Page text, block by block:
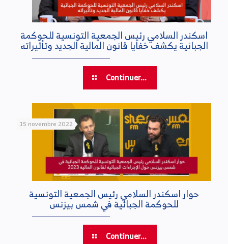
اسكندر السلامي رئيس الجمعية التونسية للحوكمة
الجبائية يكشف خفايا قانون المالية الجديد وتأثيراته
Continuer...
15 novembre 2022
حوار اسكندر السلامي رئيس الجمعية التونسية
للحوكمة الجبائية في شمس بيزنس
Continuer...